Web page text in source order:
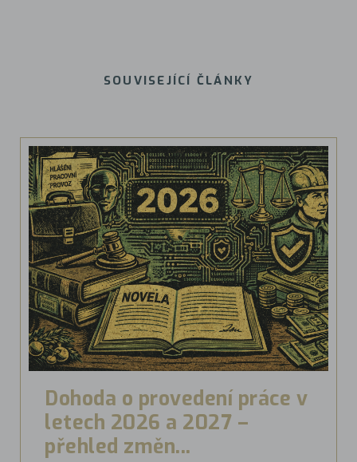
SOUVISEJÍCÍ ČLÁNKY
Dohoda o provedení práce v
letech 2026 a 2027 –
přehled změn...